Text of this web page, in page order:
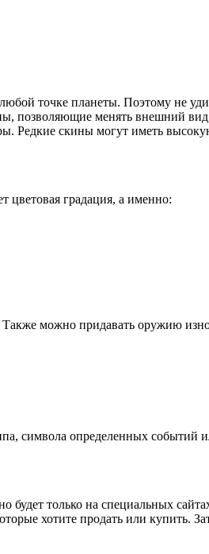
точке планеты. Поэтому не
позволяющие менять внешний
Редкие скины могут иметь
цветовая градация, а именно:
можно придавать оружию
символа определенных событий
только на специальных
хотите продать или купить.